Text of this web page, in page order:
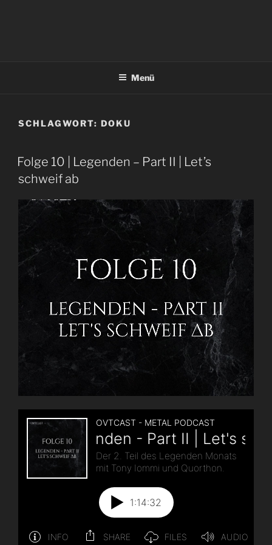
Menü
SCHLAGWORT: DOKU
Folge 10 | Legenden – Part II | Let’s
schweif ab